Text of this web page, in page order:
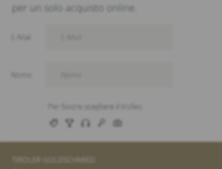
per un solo acquisto online.
TIROLER GOLDSCHMIED